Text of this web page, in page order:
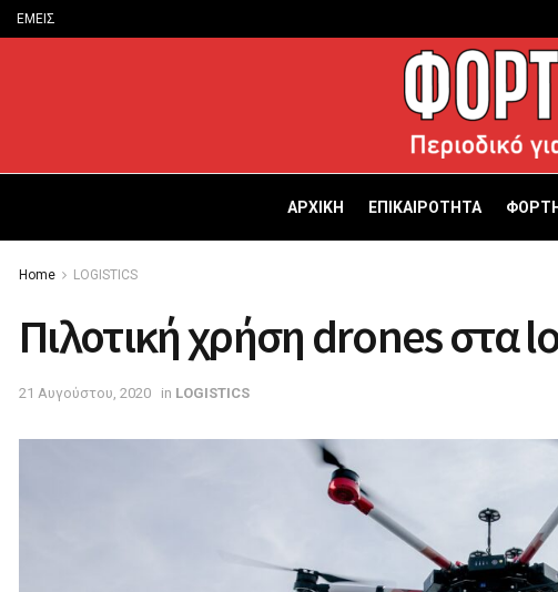
ΕΜΕΙΣ
ΑΡΧΙΚΗ ΕΠΙΚΑΙΡΟΤΗΤΑ
Home LOGISTICS
Πιλοτική χρήση drones στα
21 Αυγούστου, 2020 in LOGISTICS